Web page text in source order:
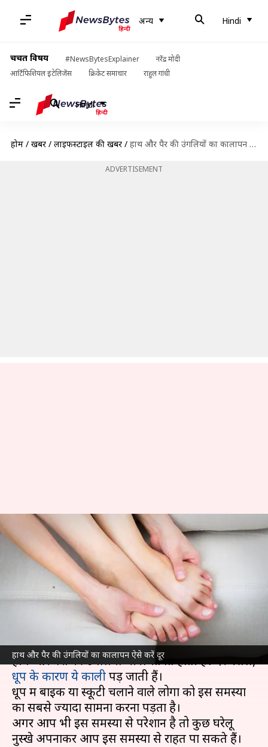
अन्य Hindi
चर्चित विषय #NewsBytesExplainer
नरेंद्र मोदी
आर्टिफिशियल इंटेलिजेंस
क्रिकेट समाचार राहुल गांधी
Hindi
होम / खबरें / लाइफस्टाइल की खबरें / हाथ और पैर की उंगलियों का कालापन दूर करने में सक्षम हैं ये घरेलू नुस्खे
ADVERTISEMENT
हाथ और पैर की उंगलियों का कालापन ऐसे करें दूर
हाथ और पैर की उंगलियों का
कालापन दूर करने में सक्षम हैं ये घरेलू
नुस्खे
Aug 06, 2021 06:00 pm
अधिक समय तक धूप में रहने से सिर्फ चेहरा ही नहीं बल्कि
हाथ और पैरों की उंगलियां भी प्रभावित होती हैं। दरअसल,
धूप के कारण ये कालीपड़ जाती हैं।
धूप में बाइक या स्कूटी चलाने वाले लोगों को इस समस्या
का सबसे ज्यादा सामना करना पड़ता है।
अगर आप भी इस समस्या से परेशान है तो कुछ घरेलू
नुस्खे अपनाकर आप इस समस्या से राहत पा सकते हैं।